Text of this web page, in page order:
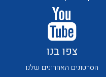
לכל מוצרי היצרן
צפו בנו
הסרטונים האחרונים שלנו